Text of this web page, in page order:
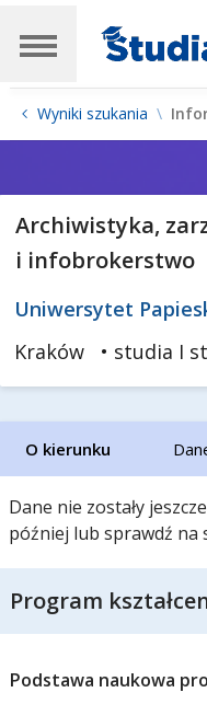
Wyniki szukania
Archiwistyka,
i infobrokerstwo
Uniwersytet
Kraków
• studia I
O kierunku
Dane nie zostały
później lub sprawdź na
Program
Podstawa naukowa